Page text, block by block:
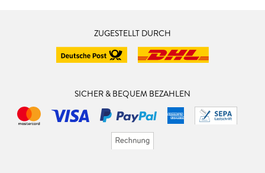
ZUGESTELLT DURCH
SICHER & BEQUEM BEZAHLEN